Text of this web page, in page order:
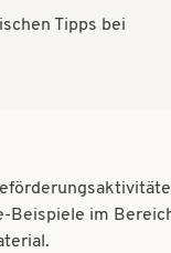
Tipps bei
Beispiele im